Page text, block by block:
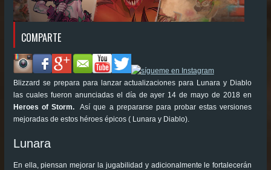
COMPARTE
Blizzard se prepara para lanzar actualizaciones para Lunara y Diablo
las cuales fueron anunciadas el día de ayer 14 de mayo de 2018 en
Heroes of Storm. Así que a prepararse para probar estas versiones
mejoradas de estos héroes épicos ( Lunara y Diablo).
Lunara
En ella, piensan mejorar la jugabilidad y adicionalmente le fortalecerán